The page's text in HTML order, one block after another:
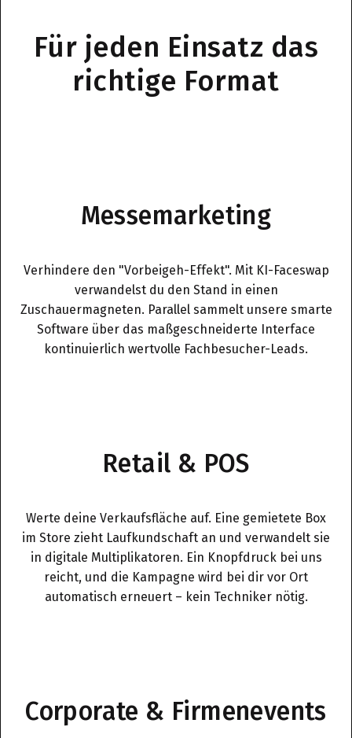
Für jeden Einsatz das
richtige Format
Messemarketing
Verhindere den "Vorbeigeh-Effekt". Mit KI-Faceswap
verwandelst du den Stand in einen
Zuschauermagneten. Parallel sammelt unsere smarte
Software über das maßgeschneiderte Interface
kontinuierlich wertvolle Fachbesucher-Leads.
Retail & POS
Werte deine Verkaufsfläche auf. Eine gemietete Box
im Store zieht Laufkundschaft an und verwandelt sie
in digitale Multiplikatoren. Ein Knopfdruck bei uns
reicht, und die Kampagne wird bei dir vor Ort
automatisch erneuert – kein Techniker nötig.
Corporate & Firmenevents